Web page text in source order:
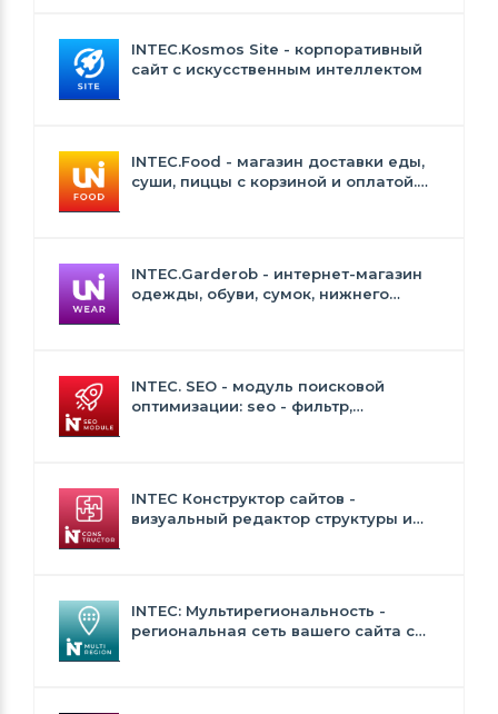
INTEC.Kosmos Site - корпоративный
сайт с искусственным интеллектом
INTEC.Food - магазин доставки еды,
суши, пиццы с корзиной и оплатой.
INTEC.Garderob - интернет-магазин
одежды, обуви, сумок, нижнего
INTEC. SEO - модуль поисковой
оптимизации: seo - фильтр,
INTEC Конструктор сайтов -
визуальный редактор структуры и
INTEC: Мультирегиональность -
региональная сеть вашего сайта с